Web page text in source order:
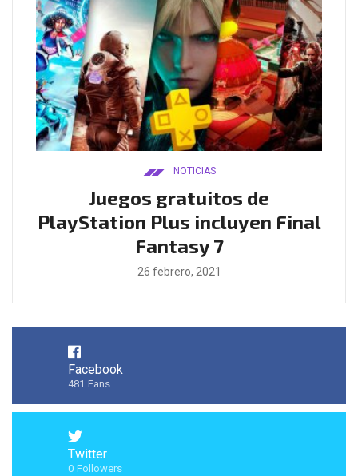
NOTICIAS
Juegos gratuitos de
PlayStation Plus incluyen Final
Fantasy 7
26 febrero, 2021
Facebook
481 Fans
Twitter
0 Followers